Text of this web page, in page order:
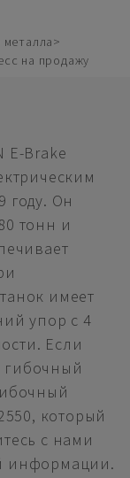
на продажу
E-Brake
году. Он
тонн и
имеет
упор с 4
Если
гибочный
который
с нами
информации.